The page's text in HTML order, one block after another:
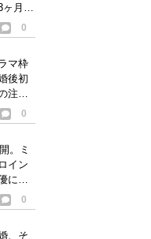
ヶ月で
0
マ枠
後初
注目
0
。ミ
イン
に転
0
、そ